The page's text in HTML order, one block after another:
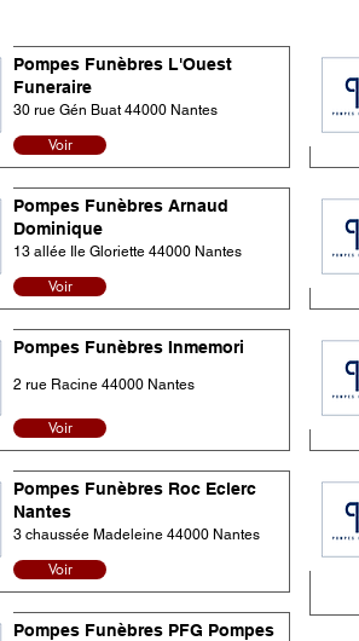
Pompes Funèbres L'Ouest
Funeraire
30 rue Gén Buat 44000 Nantes
Voir
Pompes Funèbres Arnaud
Dominique
13 allée Ile Gloriette 44000 Nantes
Voir
Pompes Funèbres Inmemori
2 rue Racine 44000 Nantes
Voir
Pompes Funèbres Roc Eclerc
Nantes
3 chaussée Madeleine 44000 Nantes
Voir
Pompes Funèbres PFG Pompes